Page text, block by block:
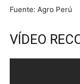
Fuente: Agro Perú
VÍDEO